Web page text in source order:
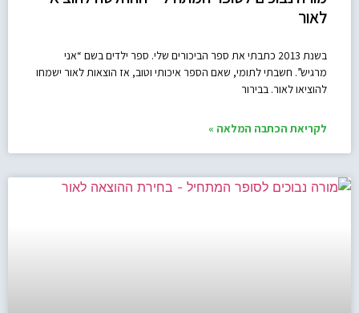
לאור
בשנת 2013 כתבתי את ספר הביכורים שלי. ספר ילדים בשם “אני
מרגיש”. חשבתי לתומי, שאם הספר איכותי וטוב, אז הוצאות לאור ישמחו
להוציאו לאור. בבירור
לקריאת הכתבה המלאה »